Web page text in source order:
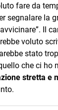
fare da
segnalare la
Il
voluto
stato
che ci ho
stretta e